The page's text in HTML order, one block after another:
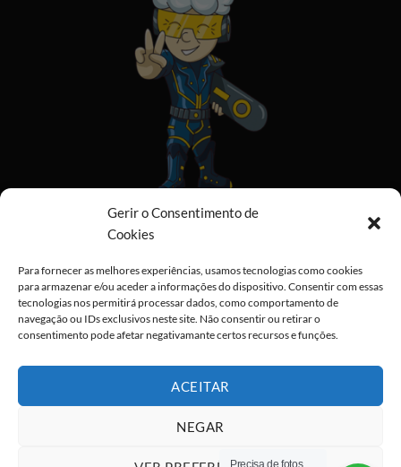
Gerir o Consentimento de
Cookies
Para fornecer as melhores experiências, usamos tecnologias como cookies
para armazenar e/ou aceder a informações do dispositivo. Consentir com essas
tecnologias nos permitirá processar dados, como comportamento de
navegação ou IDs exclusivos neste site. Não consentir ou retirar o
consentimento pode afetar negativamante certos recursos e funções.
ACEITAR
NEGAR
On
Delivery
Copyright 2026 ©All rights reserved
Precisa de fotos